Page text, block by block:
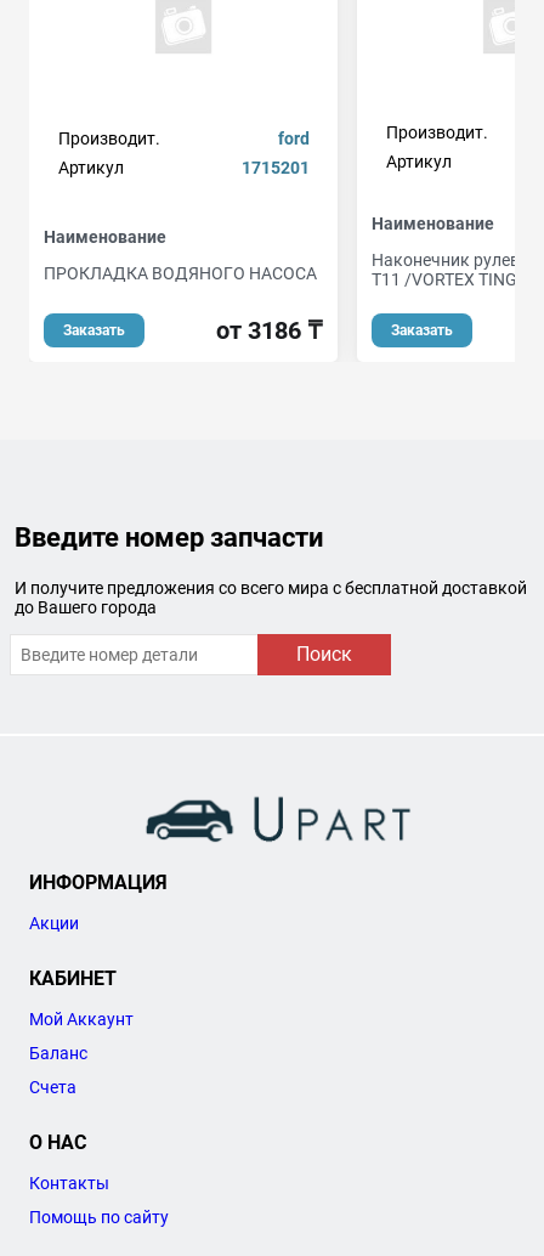
Производит.
ford
Артикул
1715201
Наименование
ПРОКЛАДКА ВОДЯНОГО НАСОСА
Заказать от 3186 ₸
Производит.
Артикул
Наименование
Наконечник рулевой
T11 /VORTEX TINGO 0
Заказать
Введите номер запчасти
И получите предложения со всего мира с бесплатной доставкой
до Вашего города
Поиск
ИНФОРМАЦИЯ
Акции
КАБИНЕТ
Мой Аккаунт
Баланс
Счета
О НАС
Контакты
Помощь по сайту